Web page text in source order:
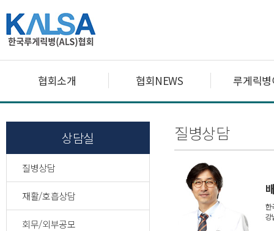
협회소개 협회NEWS 루게릭
상담실
질병상담
재활/호흡상담
회무/외부공모
질병상담